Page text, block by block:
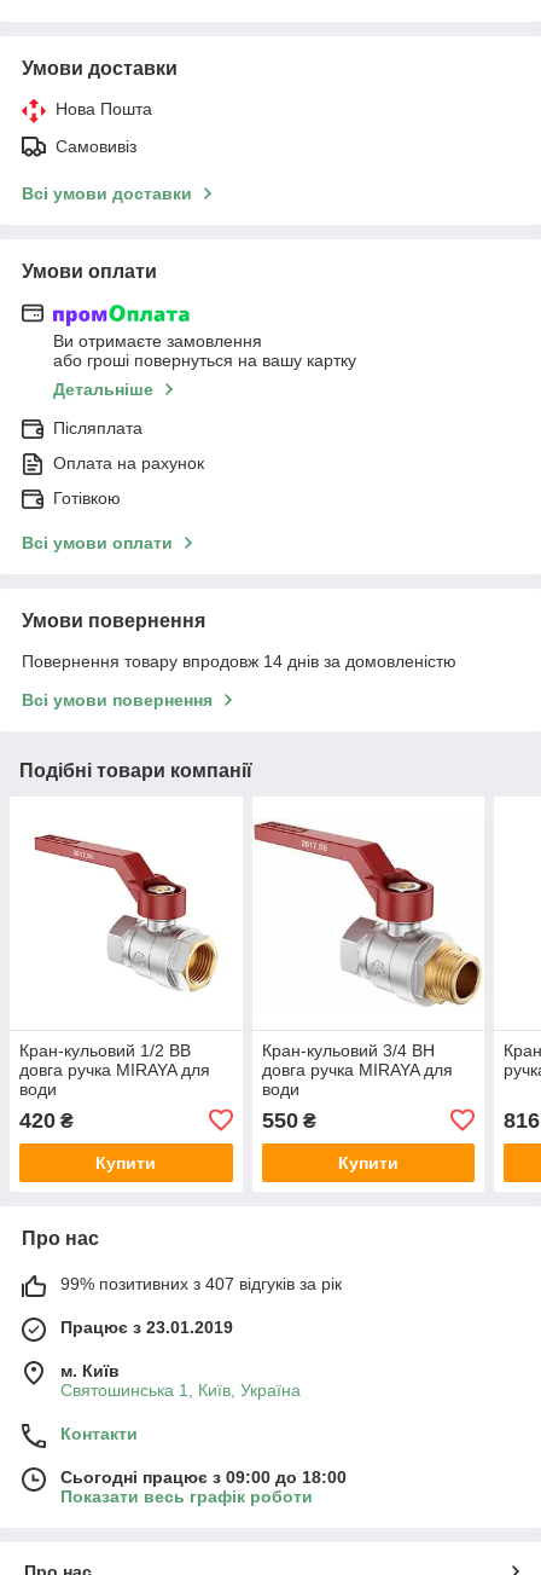
Умови доставки
Нова Пошта
Самовивіз
Всі умови доставки
Умови оплати
Ви отримаєте замовлення
або гроші повернуться на вашу картку
Детальніше
Післяплата
Оплата на рахунок
Готівкою
Всі умови оплати
Умови повернення
Повернення товару впродовж 14 днів за домовленістю
Всі умови повернення
Подібні товари компанії
Кран-кульовий 1/2 ВВ
довга ручка MIRAYA для
води
420 ₴
Купити
Кран-кульовий 3/4 ВН
довга ручка MIRAYA для
води
550₴
Купити
816
Про нас
99% позитивних з 407 відгуків за рік
Працює з 23.01.2019
м. Київ
Святошинська 1, Київ, Україна
Контакти
Сьогодні працює з 09:00 до 18:00
Показати весь графік роботи